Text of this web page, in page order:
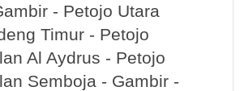
- Petojo Utara
Timur - Petojo
Al Aydrus - Petojo
Semboja - Gambir -